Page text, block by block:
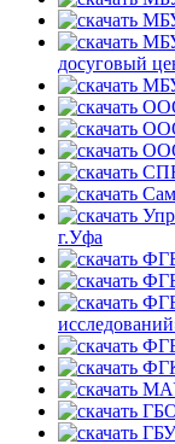
досуговый
г.Уфа